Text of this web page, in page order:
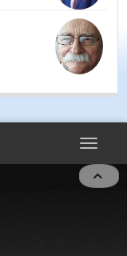
Toggle